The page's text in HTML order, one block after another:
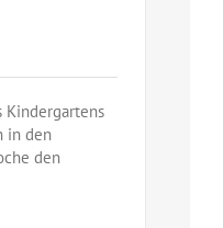
Kindergartens
in den
den